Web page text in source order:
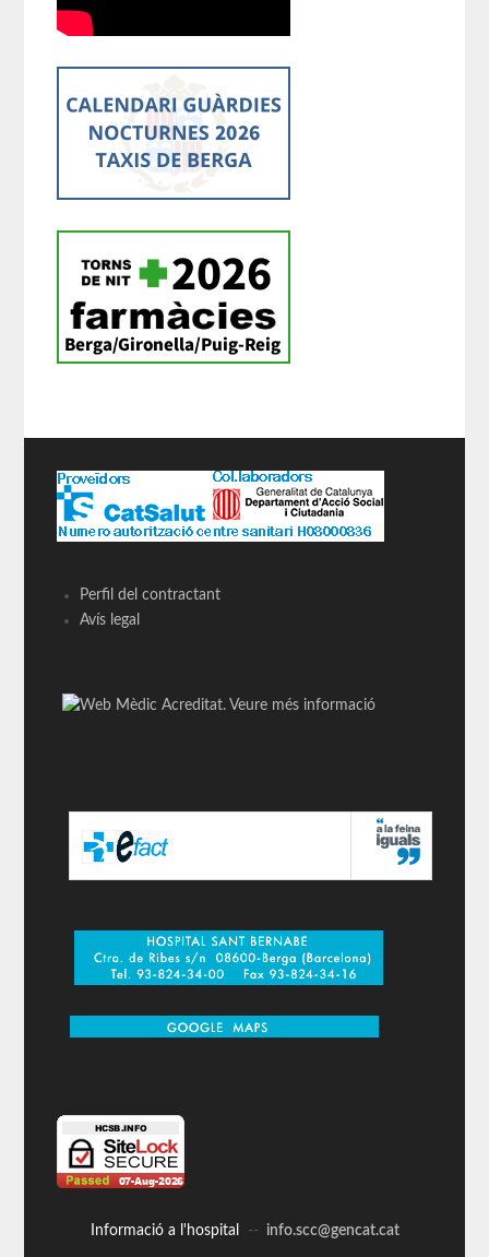
Perfil del contractant
Avís legal
Informació a l'hospital -- info.scc@gencat.cat